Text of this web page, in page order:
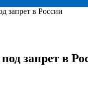
запрет в России
запрет в